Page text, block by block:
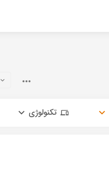
تکنولوژی